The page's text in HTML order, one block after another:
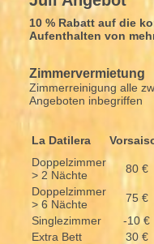
10 % Rabatt auf die
Aufenthalten von
Zimmervermietung
Zimmerreinigung alle
Angeboten inbegriffen
La Datilera
Doppelzimmer
> 2 Nächte
80 €
Doppelzimmer
> 6 Nächte
75 €
Singlezimmer
-10 €
Extra Bett
30 €